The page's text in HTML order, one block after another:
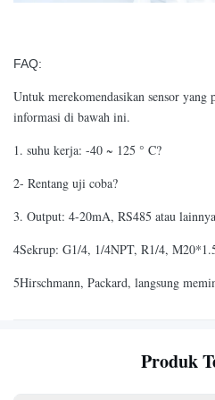
FAQ:
Untuk merekomendasikan sensor
informasi di bawah ini.
1. suhu kerja: -40 ~ 125 ° C?
2- Rentang uji coba?
3. Output: 4-20mA, RS485 atau
4Sekrup: G1/4, 1/4NPT, R1/4,
5Hirschmann, Packard, langsung
Produk